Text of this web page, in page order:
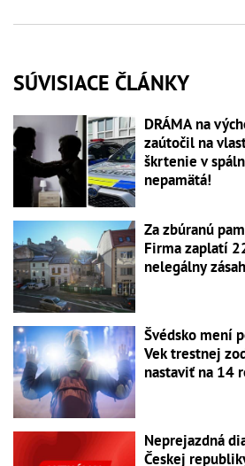
SÚVISIACE ČLÁNKY
DRÁMA na
zaútočil na
škrtenie v
nepamätá!
Za zbúranú
Firma zaplatí
nelegálny
Švédsko mení
Vek trestnej
nastaviť na 14
Neprejazdná
Českej